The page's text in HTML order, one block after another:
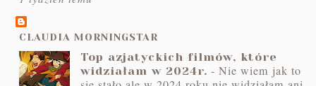
CLAUDIA MORNINGSTAR
Top azjatyckich filmów, które
widziałam w 2024r. -Nie wiem jak to